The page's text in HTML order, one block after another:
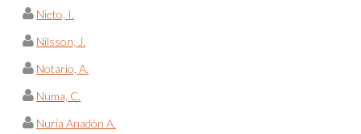
Nieto, I.
Nilsson, J.
Notario, A.
Numa, C.
Nuria Anadón A.